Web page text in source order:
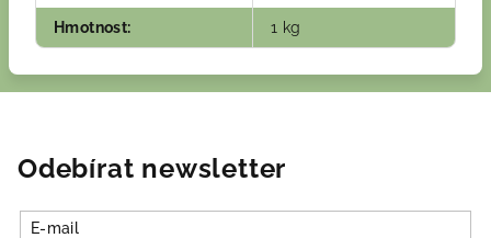
Hmotnost: 1 kg
Odebírat newsletter
E-mail